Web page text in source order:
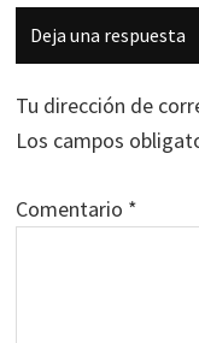
Interacciones
con
los
lectores
Deja una respuesta
Tu dirección de
Los campos
Comentario *